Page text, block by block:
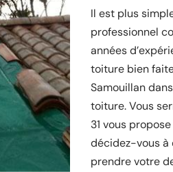
Il est plus
professionnel
années
toiture bien
Samouillan
toiture. Vous
31 vous
décidez-vous à
prendre votre